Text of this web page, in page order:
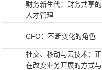
财务新生代：财务共享的
人才管理
CFO：不断变化的角色
社交、移动与云技术：正
在改变业务开展的方式与